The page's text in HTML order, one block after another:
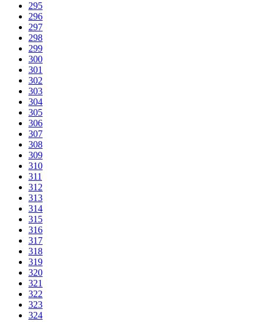
295
296
297
298
299
300
301
302
303
304
305
306
307
308
309
310
311
312
313
314
315
316
317
318
319
320
321
322
323
324